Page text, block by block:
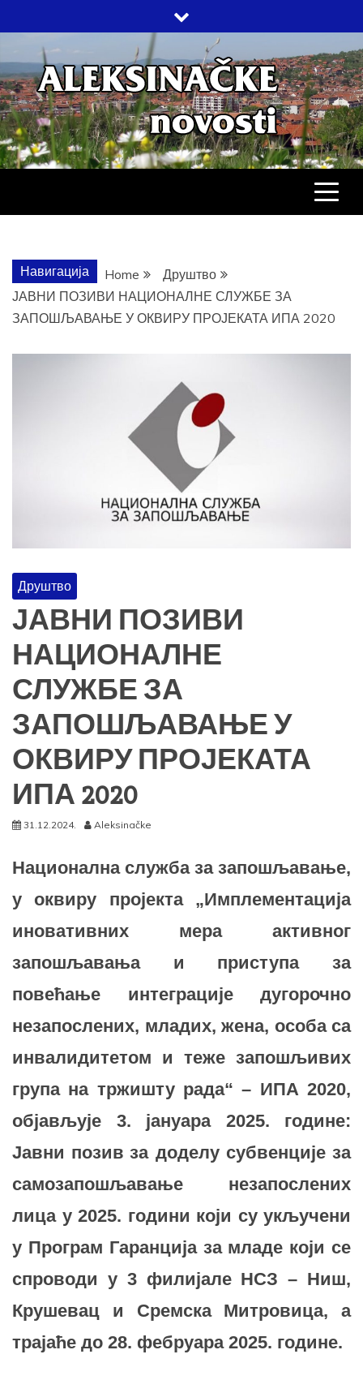
to
content
НОВОСТИ
ДРУШТВО, КУЛТУРА, ЕКОНОМИЈА,
СПОРТ, ПОСЛОВНИ ИМЕНИК,
Навигација Home
Друштво
ЈАВНИ ПОЗИВИ НАЦИОНАЛНЕ СЛУЖБЕ ЗА
ЗАПОШЉАВАЊЕ У ОКВИРУ ПРОЈЕКАТА ИПА 2020
Друштво
ЈАВНИ ПОЗИВИ
НАЦИОНАЛНЕ
СЛУЖБЕ ЗА
ЗАПОШЉАВАЊЕ У
ОКВИРУ ПРОЈЕКАТА
ИПА 2020
31.12.2024. Aleksinačke
Национална служба за запошљавање,
у оквиру пројекта „Имплементација
иновативних мера активног
запошљавања и приступа за
повећање интеграције дугорочно
незапослених, младих, жена, особа са
инвалидитетом и теже запошљивих
група на тржишту рада“ – ИПА 2020,
објављује 3. јануара 2025. године:
Јавни позив за доделу субвенције за
самозапошљавање незапослених
лица у 2025. години који су укључени
у Програм Гаранција за младе који се
спроводи у 3 филијале НСЗ– Ниш,
Крушевац и Сремска Митровица, а
трајаће до 28. фебруара 2025. године.